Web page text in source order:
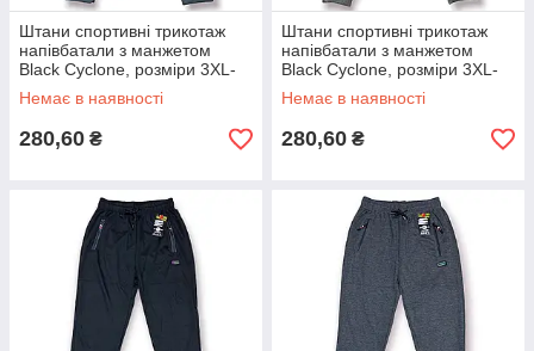
Штани спортивні трикотаж
напівбатали з манжетом
Black Cyclone, розміри 3XL-
7XL, сині, 2233
Немає в наявності
280,60 ₴
Штани спортивні трикотаж
напівбатали з манжетом
Black Cyclone, розміри 3XL-
7XL, сірі, 2233
Немає в наявності
280,60 ₴